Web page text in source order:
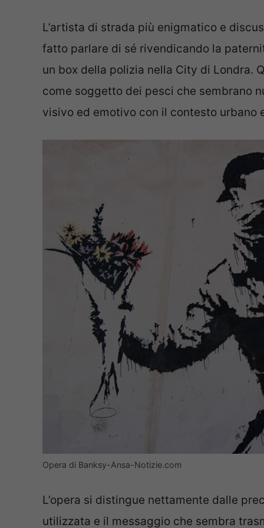
L’artista di strada più enigmatico e
fatto parlare di sé rivendicando la
un box della polizia nella City di Londra.
come soggetto dei pesci che sembrano
visivo ed emotivo con il contesto urbano
Opera di Banksy-Ansa-Notizie.com
L’opera si distingue nettamente dalle
utilizzata e il messaggio che sembra